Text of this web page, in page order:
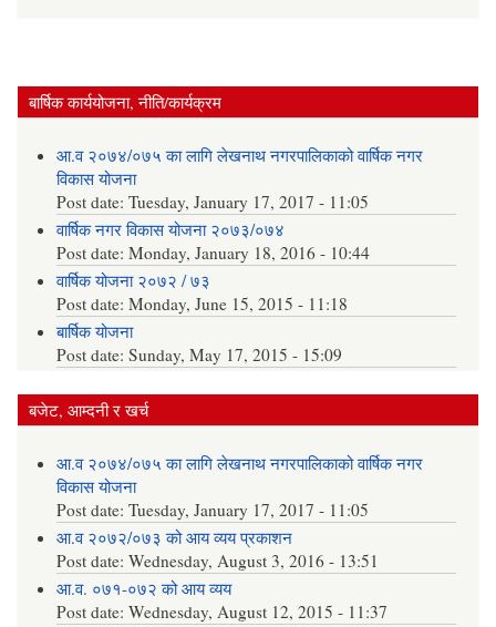
बार्षिक कार्ययोजना, नीति/कार्यक्रम
आ.व २०७४/०७५ का लागि लेखनाथ नगरपालिकाको वार्षिक नगर
विकास योजना
Post date:Tuesday, January 17, 2017 - 11:05
वार्षिक नगर विकास योजना २०७३/०७४
Post date:Monday, January 18, 2016 - 10:44
वार्षिक योजना २०७२ / ७३
Post date:Monday, June 15, 2015 - 11:18
बार्षिक योजना
Post date:Sunday, May 17, 2015 - 15:09
बजेट, आम्दनी र खर्च
आ.व २०७४/०७५ का लागि लेखनाथ नगरपालिकाको वार्षिक नगर
विकास योजना
Post date:Tuesday, January 17, 2017 - 11:05
आ.व २०७२/०७३ को आय व्यय प्रकाशन
Post date:Wednesday, August 3, 2016 - 13:51
आ.व. ०७१-०७२ को आय व्यय
Post date:Wednesday, August 12, 2015 - 11:37